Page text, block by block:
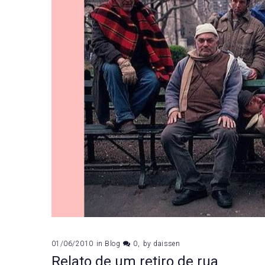
sábia
01/06/2010 in Blog 0 by daissen
Relato de um retiro de rua